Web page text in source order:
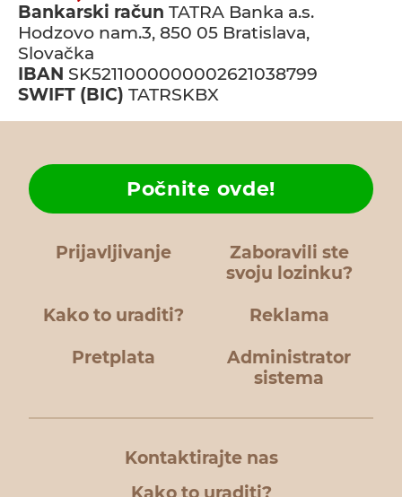
Bankarski račun TATRA Banka a.s.
Hodzovo nam.3, 850 05 Bratislava,
Slovačka
IBAN SK5211000000002621038799
SWIFT (BIC) TATRSKBX
Prijavljivanje
Zaboravili ste
svoju lozinku?
Kako to uraditi?
Počnite ovde!
Reklama
Pretplata
Administrator
sistema
Kontaktirajte nas